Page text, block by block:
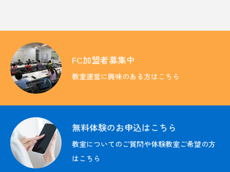
無料体験のお申込はこちら
FC加盟者募集中
教室運営に興味のある方はこちら
無料体験のお申込はこちら
教室についてのご質問や体験教室ご希望の方
はこちら